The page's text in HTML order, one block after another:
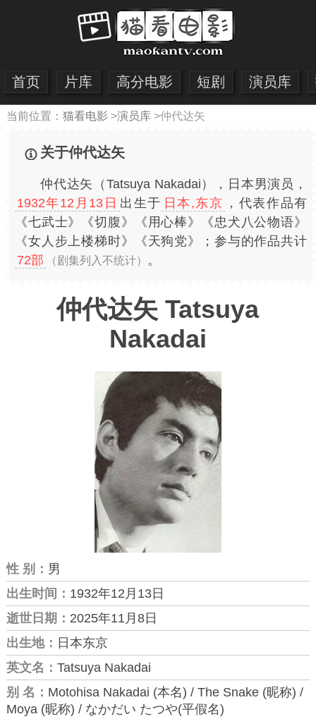
首页 片库 高分电影 短剧 演员库
当前位置： 猫看电影 >演员库>仲代达矢
关于仲代达矢
仲代达矢（Tatsuya Nakadai），日本男演员，
1932年12月13日 出生于 日本,东京 ，代表作品有
《七武士》《切腹》《用心棒》《忠犬八公物语》
《女人步上楼梯时》《天狗党》；参与的作品共计
72部
（剧集列入不统计） 。
仲代达矢 Tatsuya
Nakadai
性 别： 男
出生时间： 1932年12月13日
逝世日期： 2025年11月8日
出生地： 日本东京
英文名： Tatsuya Nakadai
别 名： Motohisa Nakadai (本名) / The Snake (昵称) /
Moya (昵称) / なかだい たつや(平假名)